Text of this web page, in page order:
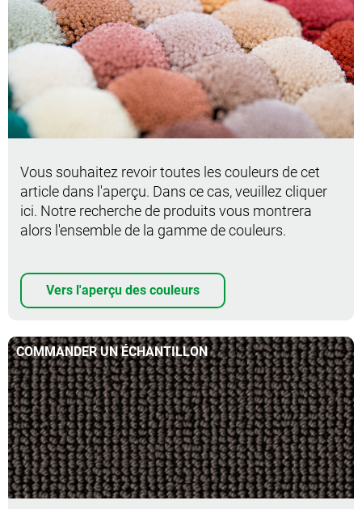
Vous souhaitez revoir toutes les couleurs de cet
article dans l'aperçu. Dans ce cas, veuillez cliquer
ici. Notre recherche de produits vous montrera
alors l'ensemble de la gamme de couleurs.
Vers l'aperçu des couleurs
COMMANDER UN ÉCHANTILLON
Commander un échantillon